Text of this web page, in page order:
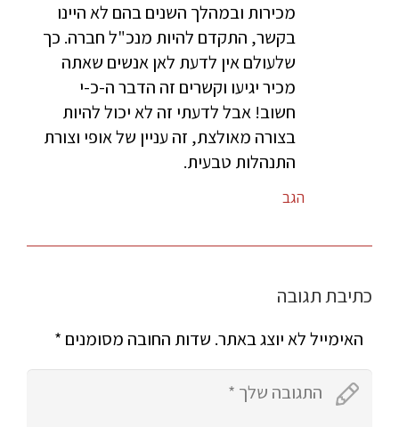
מכירות ובמהלך השנים בהם לא היינו
בקשר, התקדם להיות מנכ"ל חברה. כך
שלעולם אין לדעת לאן אנשים שאתה
מכיר יגיעו וקשרים זה הדבר ה-כ-י
חשוב! אבל לדעתי זה לא יכול להיות
בצורה מאולצת, זה עניין של אופי וצורת
התנהלות טבעית.
הגב
כתיבת תגובה
האימייל לא יוצג באתר. שדות החובה מסומנים *